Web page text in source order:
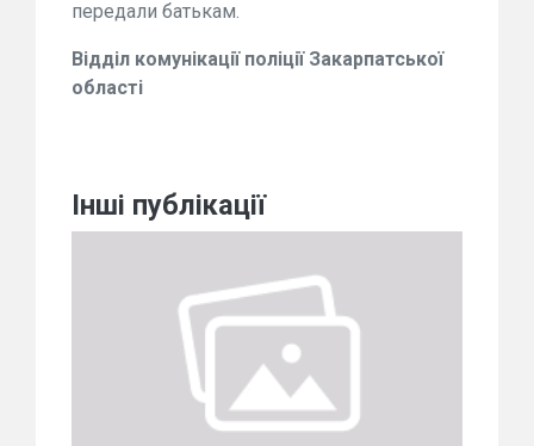
передали батькам.
Відділ комунікації поліції Закарпатської
області
Інші публікації